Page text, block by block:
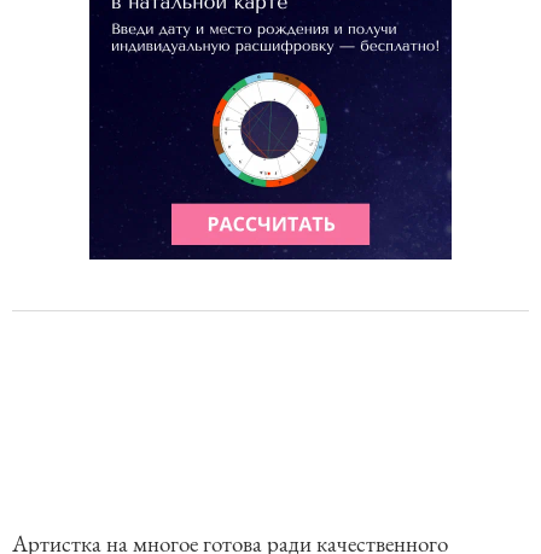
Артистка на многое готова ради качественного